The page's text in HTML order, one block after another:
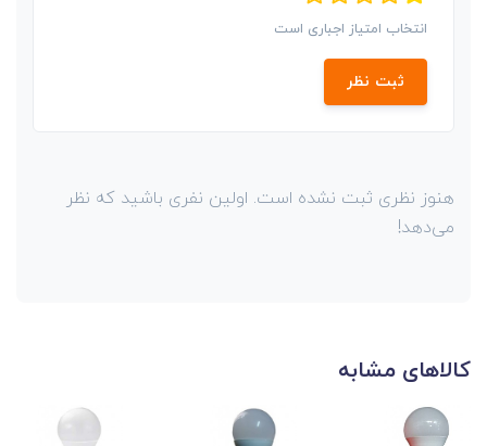
انتخاب امتیاز اجباری است
ثبت نظر
هنوز نظری ثبت نشده است. اولین نفری باشید که نظر
می‌دهد!
کالاهای مشابه